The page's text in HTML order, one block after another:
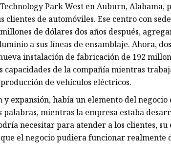
Park West en Auburn, Alabama,
de automóviles. Ese centro con
de dólares dos años después,
a sus líneas de ensamblaje. Ahora,
instalación de fabricación de 192
de la compañía mientras
de vehículos eléctricos.
expansión, había un elemento del negocio
palabras, mientras la empresa estaba
necesitar para atender a los clientes, su
el negocio pudiera funcionar realmente